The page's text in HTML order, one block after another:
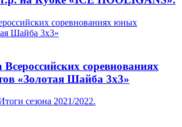
соревнованиях юных
Шайба 3х3»
соревнованиях
«Золотая Шайба 3х3»
сезона 2021/2022.